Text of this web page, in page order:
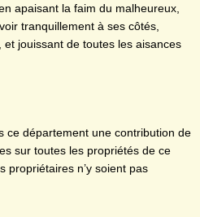
apaisant la faim du malheureux,
tranquillement à ses côtés,
et jouissant de toutes les aisances
ce département une contribution de
sur toutes les propriétés de ce
propriétaires n’y soient pas